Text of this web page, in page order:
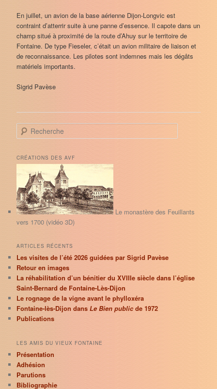
En juillet, un avion de la base aérienne Dijon-Longvic est
contraint d’atterrir suite à une panne d’essence. Il capote dans un
champ situé à proximité de la route d’Ahuy sur le territoire de
Fontaine. De type Fieseler, c’était un avion militaire de liaison et
de reconnaissance. Les pilotes sont indemnes mais les dégâts
matériels importants.
Sigrid Pavèse
e
h
e
r
h
e
CRÉATIONS DES AVF
Le monastère des Feuillants
vers 1700 (vidéo 3D)
ARTICLES RÉCENTS
Les visites de l’été 2026 guidées par Sigrid Pavèse
Retour en images
La réhabilitation d’un bénitier du XVIIIe siècle dans l’église
Saint-Bernard de Fontaine-Lès-Dijon
Le rognage de la vigne avant le phylloxéra
Fontaine-lès-Dijon dansLe Bien publicde 1972
Publications
LES AMIS DU VIEUX FONTAINE
Présentation
Adhésion
Parutions
Bibliographie